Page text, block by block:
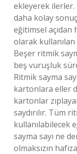
ekleyerek
daha kolay
eğitimsel açıdan
olarak
Beşer ritmik
beş vuruşluk
Ritmik sayma
kartonlara eller
kartonlar
saydırılır. Tüm
kullanılabilecek
sayma sayı ne
olmaksızın